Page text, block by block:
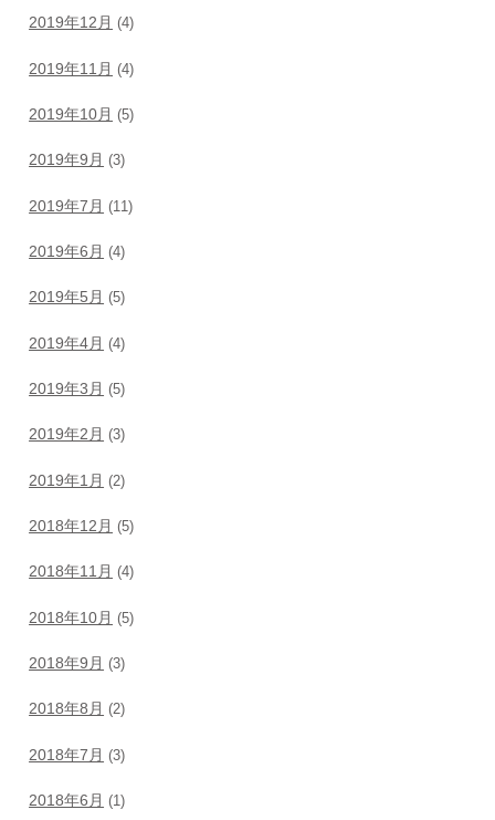
2019年12月 (4)
2019年11月 (4)
2019年10月 (5)
2019年9月 (3)
2019年7月 (11)
2019年6月 (4)
2019年5月 (5)
2019年4月 (4)
2019年3月 (5)
2019年2月 (3)
2019年1月 (2)
2018年12月 (5)
2018年11月 (4)
2018年10月 (5)
2018年9月 (3)
2018年8月 (2)
2018年7月 (3)
2018年6月 (1)